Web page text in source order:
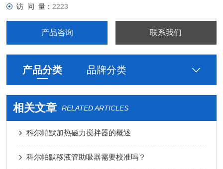
访 问 量： 2223
产品咨询 联系我们
产品分类 品牌分类
相关文章 RELATED ARTICLES
科尔帕默加热磁力搅拌器的概述
科尔帕默移液管助吸器需要校准吗？